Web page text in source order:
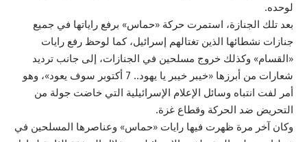
لوحده.
بعد تلك الجنازة، استمرت حركة «حماس» برفع راياتها في جميع
جنازات نشطائها الذين تغتالهم إسرائيل، كما لوحظ رفع رايات
«القسام» وكذلك خروج مسلحين في الجنازات، إلى جانب ترديد
شعارات من أبرزها «خيبر خيبر يا يهود.. 7 أكتوبر سوف يعود»، وهو
أمر لفت انتباه وسائل الإعلام الإسرائيلية التي خاضت جولة من
التحريض ضد الحركة وقطاع غزة.
وكان آخر مرة ظهرت فيها رايات «حماس» وعناصرها المسلحين في